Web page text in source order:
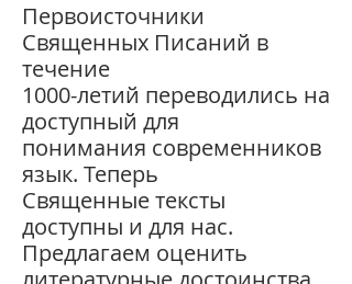
Первоисточники
Священных Писаний в
течение
1000-летий переводились на
доступный для
понимания современников
язык. Теперь
Священные тексты
доступны и для нас.
Предлагаем оценить